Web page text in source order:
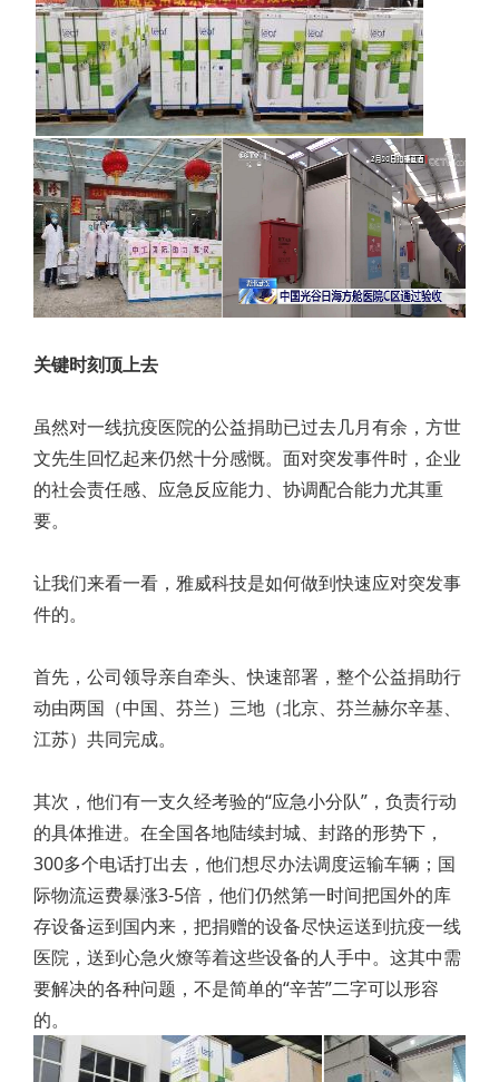
关键时刻顶上去
虽然对一线抗疫医院的公益捐助已过去几月有余，方世
文先生回忆起来仍然十分感慨。面对突发事件时，企业
的社会责任感、应急反应能力、协调配合能力尤其重
要。
让我们来看一看，雅威科技是如何做到快速应对突发事
件的。
首先，公司领导亲自牵头、快速部署，整个公益捐助行
动由两国（中国、芬兰）三地（北京、芬兰赫尔辛基、
江苏）共同完成。
其次，他们有一支久经考验的“应急小分队”，负责行动
的具体推进。在全国各地陆续封城、封路的形势下，
300多个电话打出去，他们想尽办法调度运输车辆；国
际物流运费暴涨3-5倍，他们仍然第一时间把国外的库
存设备运到国内来，把捐赠的设备尽快运送到抗疫一线
医院，送到心急火燎等着这些设备的人手中。这其中需
要解决的各种问题，不是简单的“辛苦”二字可以形容
的。